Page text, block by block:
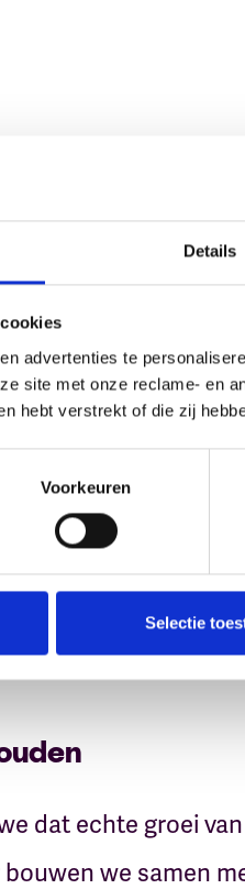
Details
advertenties te
site met onze reclame- en
hebt verstrekt of die zij
Voorkeuren
Selectie
dat echte groei
bouwen we samen